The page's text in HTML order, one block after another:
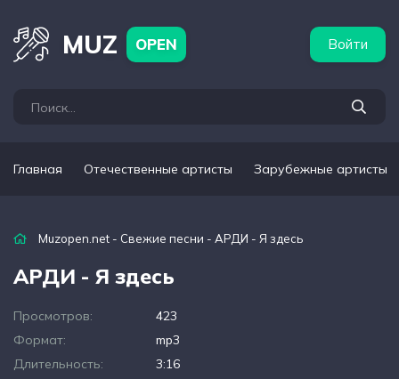
MUZ OPEN Войти
Главная Отечественные артисты Зарубежные артисты
Muzopen.net - Свежие песни - АРДИ - Я здесь
АРДИ - Я здесь
Просмотров:
423
Формат:
mp3
Длительность:
3:16
артисты Популярные подборки